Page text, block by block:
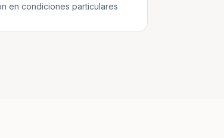
en condiciones particulares